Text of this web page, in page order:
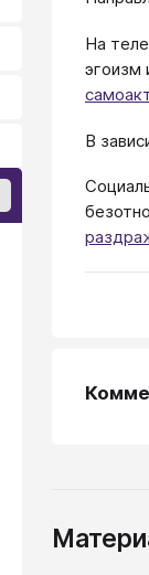
На
эгоизм
В